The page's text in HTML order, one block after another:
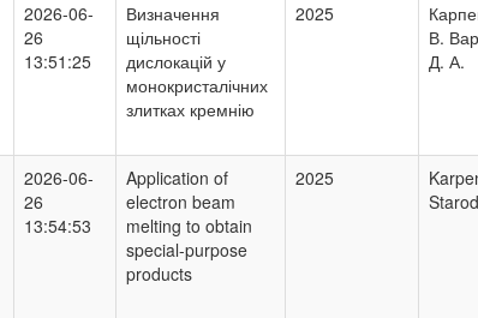
2026-06-
26
13:51:25
Визначення
щільності
дислокацій у
монокристалічних
злитках кремнію
2025
В.
Д. А.
2026-06-
26
13:54:53
Application of
electron beam
melting to obtain
special-purpose
products
2025